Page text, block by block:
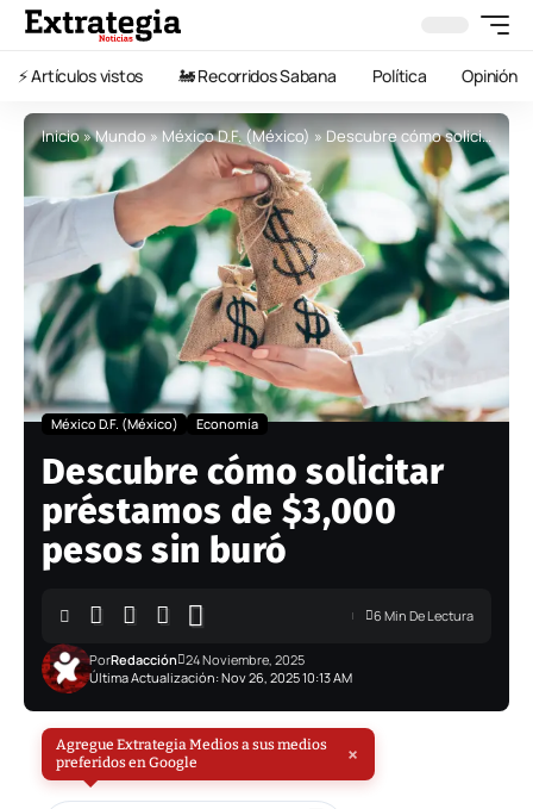
⚡️ Artículos vistos 🚂 Recorridos Sabana Política Opinión
Inicio»Mundo»México D.F. (México)» Descubre cómo solicitar préstamos de $3,000 pesos sin buró
México D.F. (México) Economía
Descubre cómo solicitar
préstamos de $3,000
pesos sin buró
Última Actualización: Nov 26, 2025 10:13 AM
PorRedacción 24 Noviembre, 2025
6 Min De Lectura
Agregue Extrategia Medios a sus medios
preferidos en Google
×